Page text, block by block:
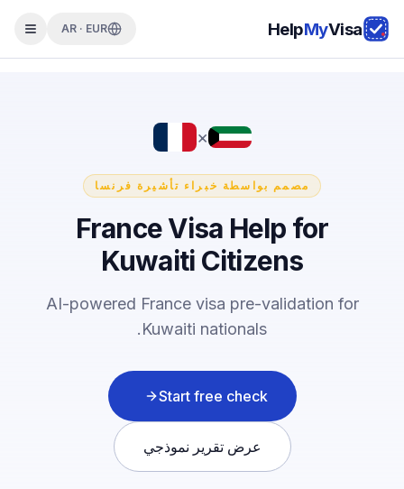
HelpMyVisa
AR · EUR
×
مصمم بواسطة خبراء تأشيرة فرنسا
France Visa Help for
Kuwaiti Citizens
AI-powered France visa pre-validation for
Kuwaiti nationals.
Start free check
عرض تقرير نموذجي